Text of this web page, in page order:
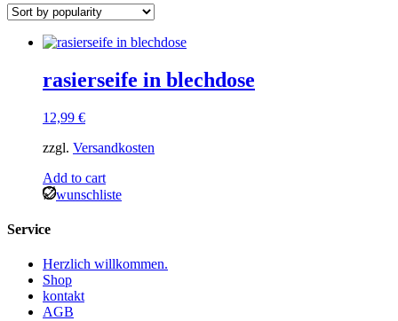
rasierseife in blechdose
12,99 €
zzgl. Versandkosten
Add to cart
wunschliste
Service
Herzlich willkommen.
Shop
kontakt
AGB